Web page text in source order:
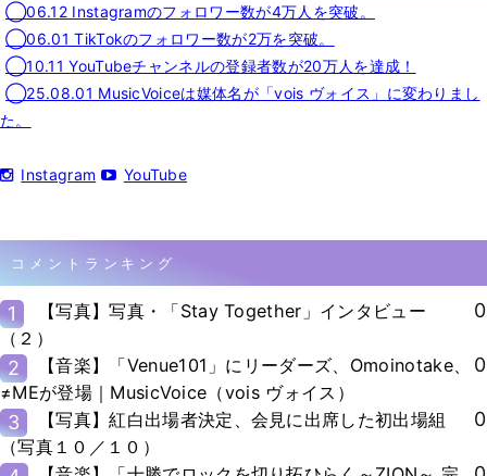
◯06.12 Instagramのフォロワー数が4万人を突破。
◯06.01 TikTokのフォロワー数が2万を突破。
◯10.11 YouTubeチャンネルの登録者数が20万人を達成！
◯25.08.01 MusicVoiceは媒体名が「vois ヴォイス」に変わりまし
た。
Instagram YouTube
コメントランキング
1
【写真】写真・「Stay Together」インタビュー
（２）
0
2
【音楽】「Venue101」にリーダーズ、Omoinotake、
≠MEが登場｜MusicVoice（vois ヴォイス）
0
3
【写真】紅白出場者決定、会見に出席した初出場組
（写真１０／１０）
0